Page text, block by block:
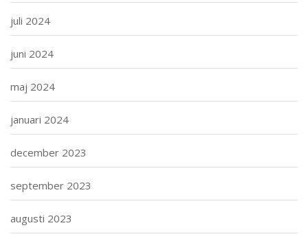
juli 2024
juni 2024
maj 2024
januari 2024
december 2023
september 2023
augusti 2023